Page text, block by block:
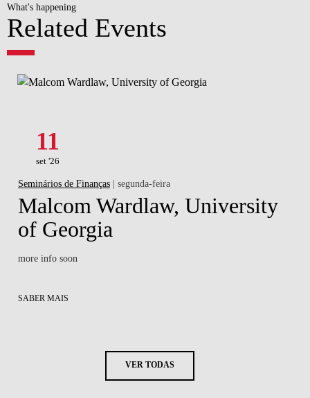
What's happening
Related Events
11
set '26
Seminários de Finanças | segunda-feira
Malcom Wardlaw, University
of Georgia
more info soon
SABER MAIS
VER TODAS